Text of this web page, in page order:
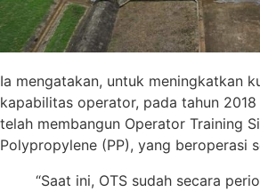
Ia mengatakan, untuk meningkatkan
kapabilitas operator, pada tahun 2018
telah membangun Operator Training
Polypropylene (PP), yang beroperasi
“Saat ini, OTS sudah secara